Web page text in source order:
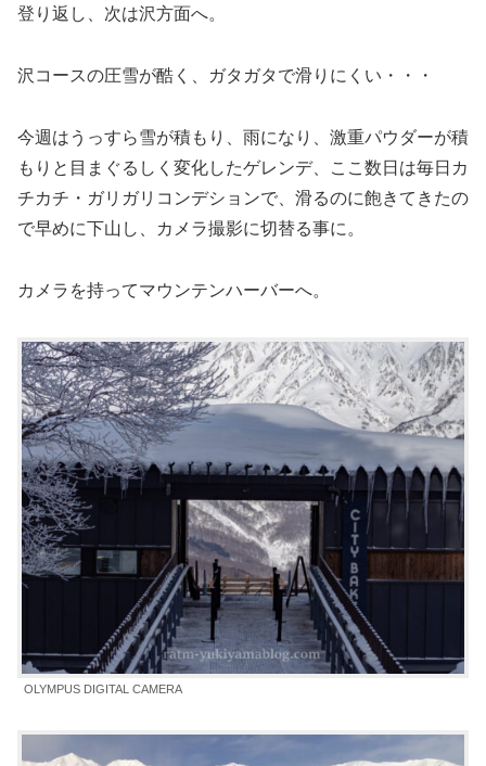
登り返し、次は沢方面へ。
沢コースの圧雪が酷く、ガタガタで滑りにくい・・・
今週はうっすら雪が積もり、雨になり、激重パウダーが積
もりと目まぐるしく変化したゲレンデ、ここ数日は毎日カ
チカチ・ガリガリコンデションで、滑るのに飽きてきたの
で早めに下山し、カメラ撮影に切替る事に。
カメラを持ってマウンテンハーバーへ。
OLYMPUS DIGITAL CAMERA